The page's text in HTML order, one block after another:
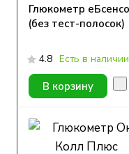
Глюкометр еБсенсор
(без тест-полосок)
4.8 Есть в наличии
В корзину